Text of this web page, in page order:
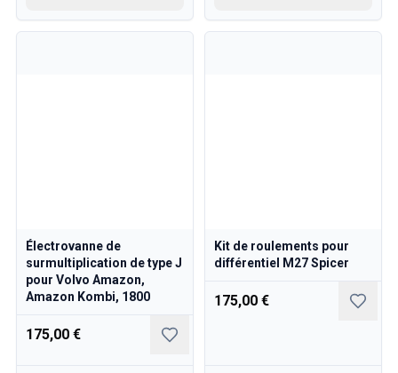
Électrovanne de
surmultiplication de type J
pour Volvo Amazon,
Amazon Kombi, 1800
175,00 €
Kit de roulements pour
différentiel M27 Spicer
175,00 €